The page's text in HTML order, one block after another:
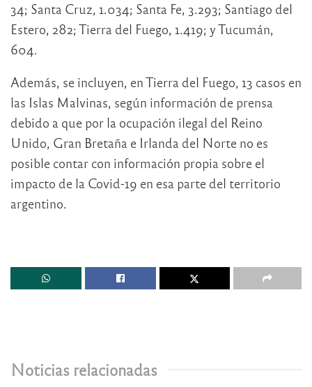
34; Santa Cruz, 1.034; Santa Fe, 3.293; Santiago del
Estero, 282; Tierra del Fuego, 1.419; y Tucumán,
604.
Además, se incluyen, en Tierra del Fuego, 13 casos en
las Islas Malvinas, según información de prensa
debido a que por la ocupación ilegal del Reino
Unido, Gran Bretaña e Irlanda del Norte no es
posible contar con información propia sobre el
impacto de la Covid-19 en esa parte del territorio
argentino.
Noticias relacionadas